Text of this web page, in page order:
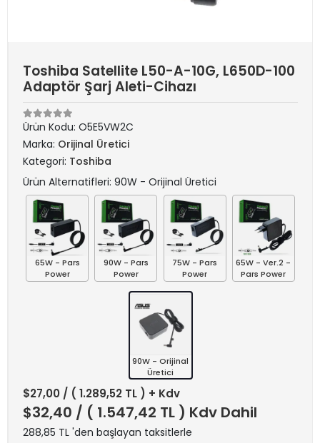
Toshiba Satellite L50-A-10G, L650D-100
Adaptör Şarj Aleti-Cihazı
Ürün Kodu: O5E5VW2C
Marka: Orijinal Üretici
Kategori: Toshiba
Ürün Alternatifleri: 90W - Orijinal Üretici
65W - Pars
Power
90W - Pars
Power
75W - Pars
Power
65W - Ver.2 -
Pars Power
90W - Orijinal
Üretici
$27,00 / ( 1.289,52 TL ) + Kdv
$32,40 / ( 1.547,42 TL ) Kdv Dahil
288,85 TL 'den başlayan taksitlerle